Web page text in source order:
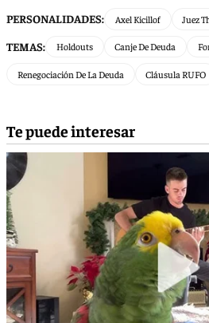
PERSONALIDADES: Axel Kicillof Juez
TEMAS: Holdouts Canje De Deuda
Renegociación De La Deuda Cláusula RUFO